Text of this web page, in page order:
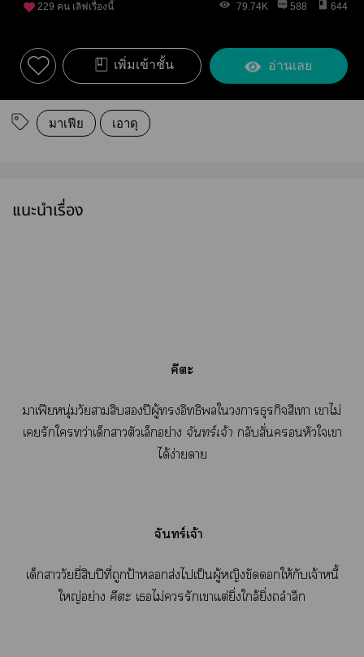
229 คน เลิฟเรื่องนี้ 79.74K 588 644
เพิ่มเข้าชั้น อ่านเลย
มาเฟีย เอาดุ
แนะนำเรื่อง
คีตะ
าเฟียหนุ่มวัยาสิบปีผู้อิทธิใาธุรกิจสีเา เาไม่
เรักใทว่าเด็กาตัวเล็กอย่าง จันทร์เจ้า กลับสั่นคหัวใเา
ได้ง่ายดาย
จันทร์เจ้า
เด็กาวัยยี่สิบปีที่ถูกป้าส่งไเป็นผู้หญิงขัดให้กับเจ้าหนี้
ใหญ่อย่าง คีตะ เไม่รักเาแต่ยิ่งใกล้ยิ่งถลำลึก